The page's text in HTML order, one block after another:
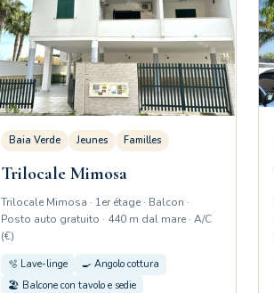
Baia Verde Jeunes Familles
Trilocale Mimosa
Trilocale Mimosa · 1er étage · Balcon ·
Posto auto gratuito · 440 m dal mare · A/C
(€)
🫧 Lave-linge
🍳 Angolo cottura
🏖️ Balcone con tavolo e sedie